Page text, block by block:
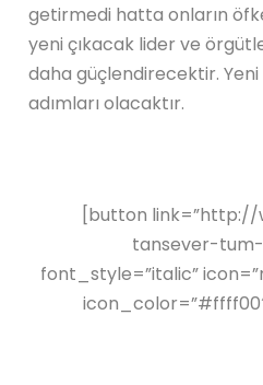
getirmedi hatta onların
yeni çıkacak lider ve
daha güçlendirecektir. Yeni
adımları olacaktır.
[button
tansever-tum-
font_style=”italic”